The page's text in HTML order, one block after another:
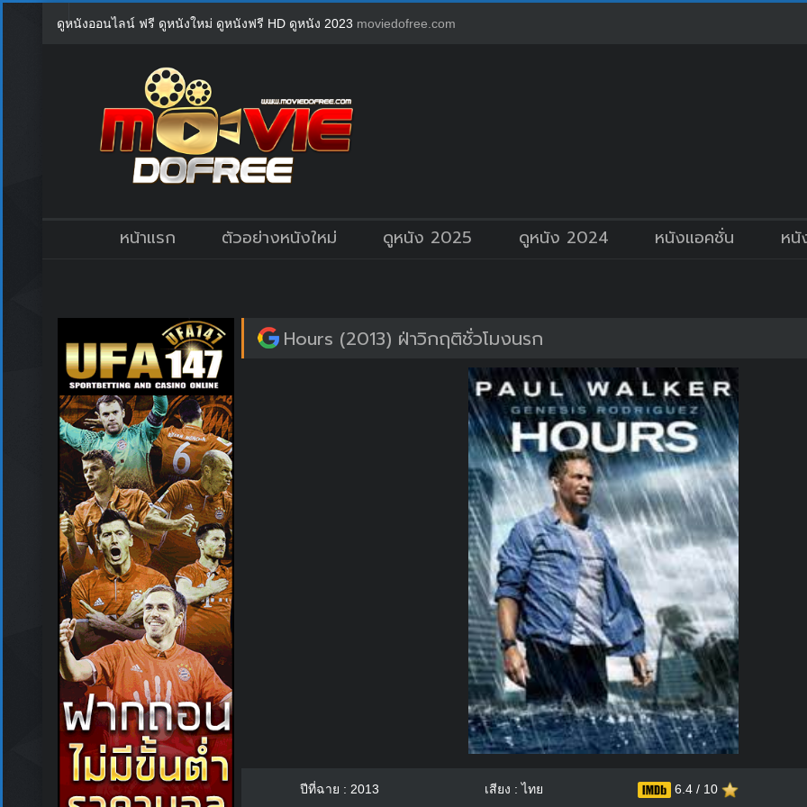
ดูหนังออนไลน์ ฟรี ดูหนังใหม่ ดูหนังฟรี HD ดูหนัง 2023 moviedofree.com
หน้าแรก ตัวอย่างหนังใหม่ ดูหนัง 2025 ดูหนัง 2024 หนังแอคชั่น หนั
Hours (2013) ฝ่าวิกฤติชั่วโมงนรก
ปีที่ฉาย : 2013 เสียง : ไทย 6.4 / 10